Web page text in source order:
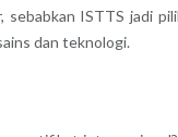
ISTTS jadi
dan teknologi.